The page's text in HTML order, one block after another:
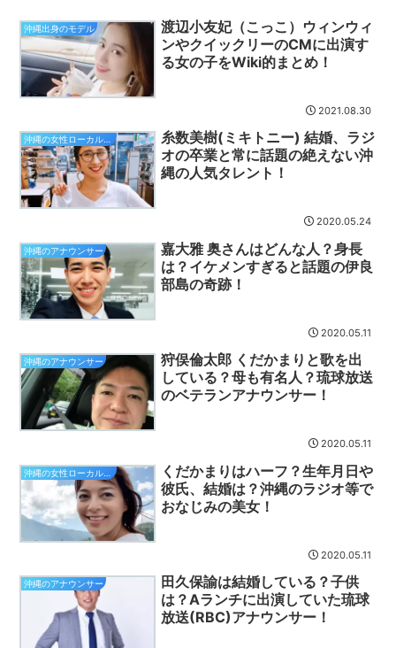
沖縄出身のモデル
渡辺小友妃（こっこ）ウィンウィ
ンやクイックリーのCMに出演す
る女の子をWiki的まとめ！
2021.08.30
沖縄の女性ローカルタレント
糸数美樹(ミキトニー) 結婚、ラジ
オの卒業と常に話題の絶えない沖
縄の人気タレント！
2020.05.24
沖縄のアナウンサー
嘉大雅 奥さんはどんな人？身長
は？イケメンすぎると話題の伊良
部島の奇跡！
2020.05.11
沖縄のアナウンサー
狩俣倫太郎 くだかまりと歌を出
している？母も有名人？琉球放送
のベテランアナウンサー！
2020.05.11
くだかまりはハーフ？生年月日や
彼氏、結婚は？沖縄のラジオ等で
おなじみの美女！
2020.05.11
沖縄のアナウンサー
田久保諭は結婚している？子供
は？Aランチに出演していた琉球
放送(RBC)アナウンサー！